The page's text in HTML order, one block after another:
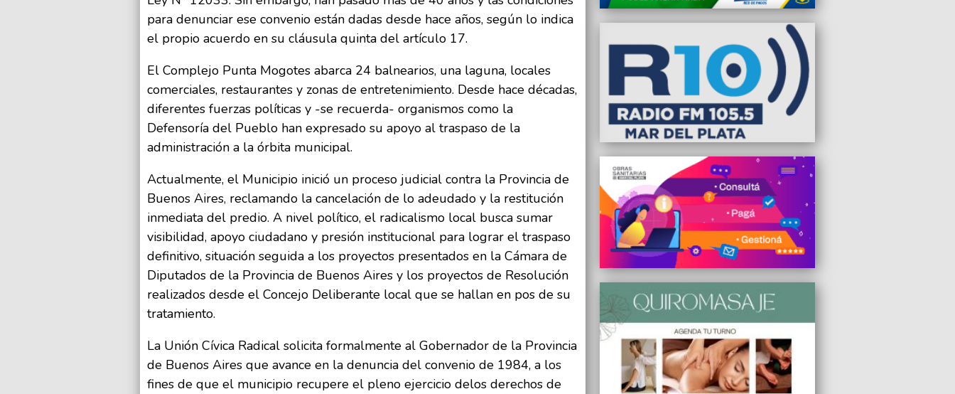
para denunciar ese convenio están dadas desde hace años, según lo indica
el propio acuerdo en su cláusula quinta del artículo 17.
El Complejo Punta Mogotes abarca 24 balnearios, una laguna, locales
comerciales, restaurantes y zonas de entretenimiento. Desde hace décadas,
diferentes fuerzas políticas y -se recuerda- organismos como la
Defensoría del Pueblo han expresado su apoyo al traspaso de la
administración a la órbita municipal.
Actualmente, el Municipio inició un proceso judicial contra la Provincia de
Buenos Aires, reclamando la cancelación de lo adeudado y la restitución
inmediata del predio. A nivel político, el radicalismo local busca sumar
visibilidad, apoyo ciudadano y presión institucional para lograr el traspaso
definitivo, situación seguida a los proyectos presentados en la Cámara de
Diputados de la Provincia de Buenos Aires y los proyectos de Resolución
realizados desde el Concejo Deliberante local que se hallan en pos de su
tratamiento.
La Unión Cívica Radical solicita formalmente al Gobernador de la Provincia
de Buenos Aires que avance en la denuncia del convenio de 1984, a los
fines de que el municipio recupere el pleno ejercicio delos derechos de